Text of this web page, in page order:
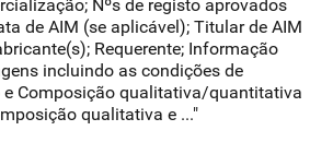
Nºs de registo aprovados
de AIM (se aplicável); Titular de AIM
Requerente; Informação
incluindo as condições de
e Composição qualitativa/quantitativa
qualitativa e ..."